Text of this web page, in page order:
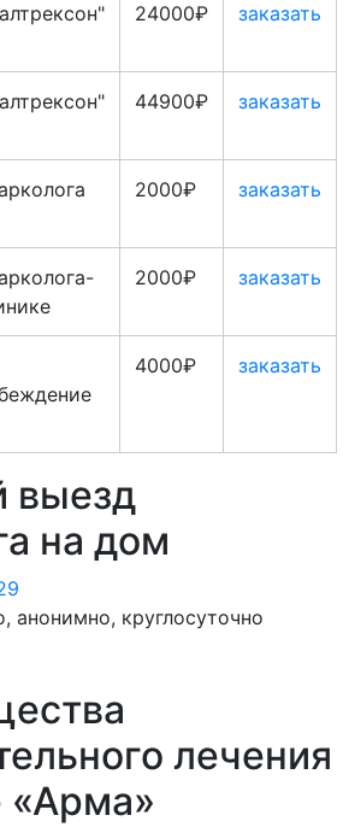
24000₽ заказать
44900₽ заказать
2000₽ заказать
2000₽ заказать
4000₽ заказать
выезд
на дом
анонимно, круглосуточно
лечения
«Арма»